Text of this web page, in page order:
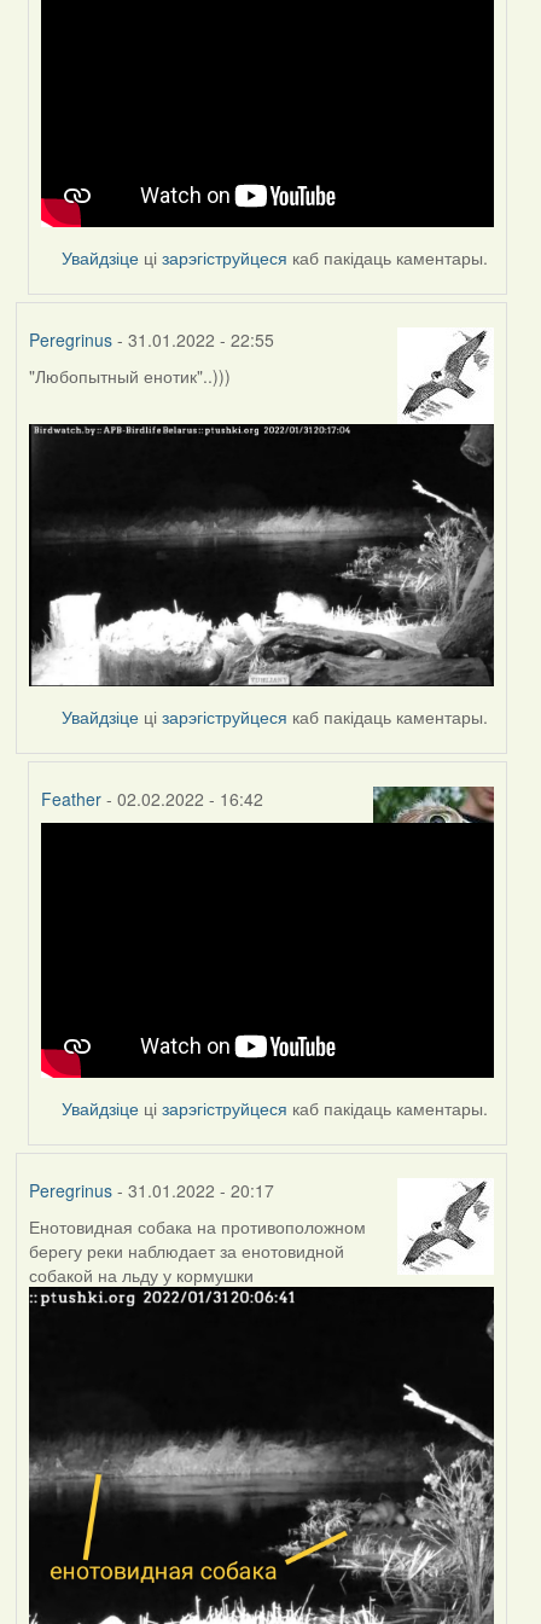
Увайдзіце цізарэгіструйцеся каб пакідаць каментары.
Peregrinus- 31.01.2022 - 22:55
"Любопытный енотик"..)))
Увайдзіце цізарэгіструйцеся каб пакідаць каментары.
Feather - 02.02.2022 - 16:42
Увайдзіце цізарэгіструйцеся каб пакідаць каментары.
Peregrinus- 31.01.2022 - 20:17
Енотовидная собака на противоположном
берегу реки наблюдает за енотовидной
собакой на льду у кормушки